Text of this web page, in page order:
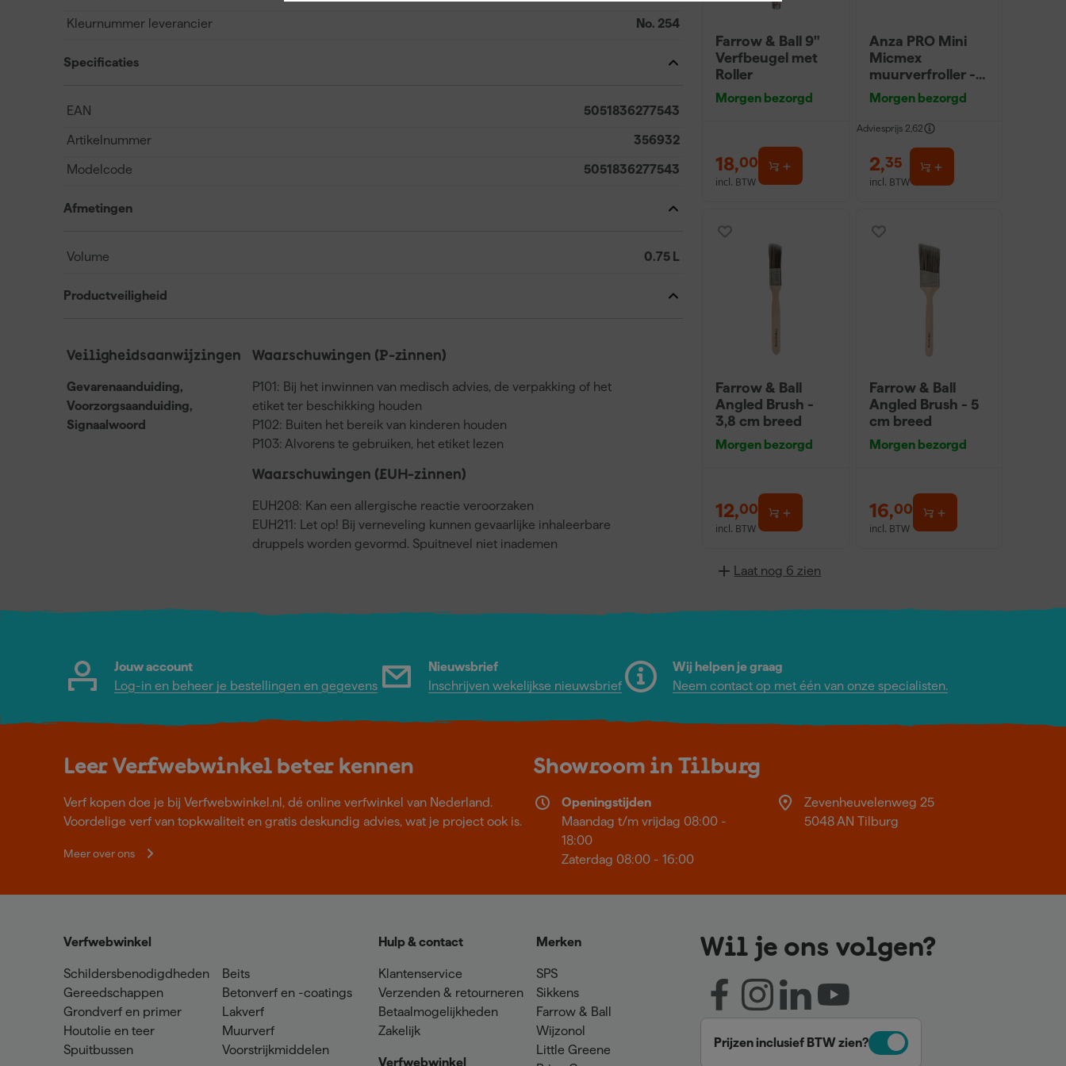
Kleurnummer leverancier No. 254
Specificaties
EAN 5051836277543
Artikelnummer 356932
Modelcode 5051836277543
Afmetingen
Volume 0.75 L
Productveiligheid
Veiligheidsaanwijzingen
Gevarenaanduiding,
Voorzorgsaanduiding,
Signaalwoord
Waarschuwingen (P-zinnen)
P101: Bij het inwinnen van medisch advies, de verpakking of het
etiket ter beschikking houden
P102: Buiten het bereik van kinderen houden
P103: Alvorens te gebruiken, het etiket lezen
Waarschuwingen (EUH-zinnen)
EUH208: Kan een allergische reactie veroorzaken
EUH211: Let op! Bij verneveling kunnen gevaarlijke inhaleerbare
druppels worden gevormd. Spuitnevel niet inademen
Farrow & Ball 9"
Verfbeugel met
Roller
Morgen bezorgd
18,00
incl. BTW
Anza PRO Mini
Micmex
muurverfroller -
10cm
Morgen bezorgd
Adviesprijs 2,62
2,35
incl. BTW
Farrow & Ball
Angled Brush -
3,8 cm breed
Morgen bezorgd
12,00
incl. BTW
Farrow & Ball
Angled Brush - 5
cm breed
Morgen bezorgd
16,00
incl. BTW
Laat nog 6 zien
Jouw account
Log-in en beheer je bestellingen en gegevens
Nieuwsbrief
Inschrijven wekelijkse nieuwsbrief
Wij helpen je graag
Neem contact op met één van onze specialisten.
Leer Verfwebwinkel beter kennen
Verf kopen doe je bij Verfwebwinkel.nl, dé online verfwinkel van Nederland.
Voordelige verf van topkwaliteit en gratis deskundig advies, wat je project ook is.
Meer over ons
Showroom in Tilburg
Openingstijden
Maandag t/m vrijdag 08:00 -
18:00
Zaterdag 08:00 - 16:00
Zevenheuvelenweg 25
5048 AN Tilburg
Verfwebwinkel
Schildersbenodigdheden
Gereedschappen
Grondverf en primer
Houtolie en teer
Spuitbussen
Beits
Betonverf en -coatings
Lakverf
Muurverf
Voorstrijkmiddelen
Hulp & contact
Klantenservice
Verzenden & retourneren
Betaalmogelijkheden
Zakelijk
Verfwebwinkel
Merken
SPS
Sikkens
Farrow & Ball
Wijzonol
Little Greene
Wil je ons volgen?
Prijzen inclusief BTW zien?